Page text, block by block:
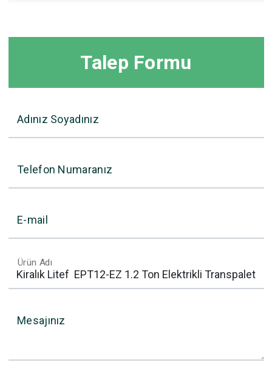
Talep Formu
Adınız Soyadınız
Telefon Numaranız
E-mail
Ürün Adı
Mesajınız